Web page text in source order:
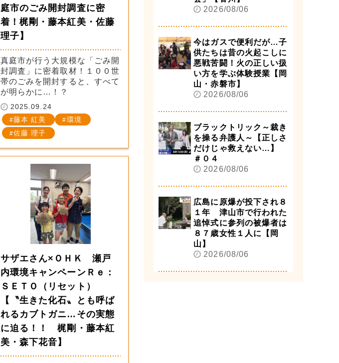
庭市のごみ開封調査に密
着！梶剛・藤本紅美・佐藤
理子】
真庭市が行う大規模な「ごみ開
封調査」に密着取材！１００世
帯のごみを開封すると、すべて
が明らかに…！？
2025.09.24
藤本 紅美
環境
佐藤 理子
サザエさん×ＯＨＫ 瀬戸
内環境キャンペーンＲｅ：
ＳＥＴＯ（リセット）
【〝生きた化石〟とも呼ば
れるカブトガニ…その実態
に迫る！！ 梶剛・藤本紅
美・森下花音】
2026/08/06
今はガスで便利だが…子
供たちは昔の火起こしに
悪戦苦闘！火の正しい扱
い方を学ぶ体験授業【岡
山・赤磐市】
2026/08/06
ブラックトリック～裁き
を操る弁護人～【正しさ
だけじゃ救えない…】
＃０４
2026/08/06
広島に原爆が投下され８
１年 津山市で行われた
追悼式に参列の被爆者は
８７歳女性１人に【岡
山】
2026/08/06